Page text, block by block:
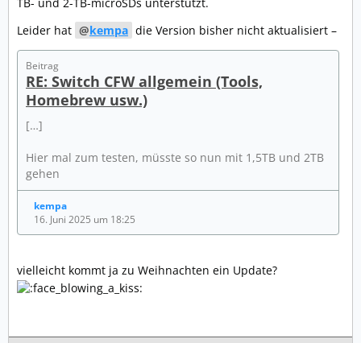
Leider hat
kempa die Version bisher nicht aktualisiert –
Beitrag
RE: Switch CFW allgemein (Tools,
Homebrew usw.)
[…]
Hier mal zum testen, müsste so nun mit 1,5TB und 2TB
gehen
kempa
16. Juni 2025 um 18:25
vielleicht kommt ja zu Weihnachten ein Update?